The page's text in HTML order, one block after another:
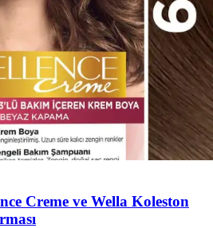
Creme ve Wella Koleston